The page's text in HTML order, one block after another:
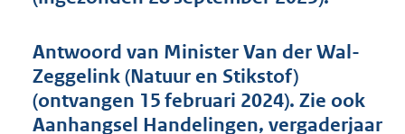
t
t
e
:
4
Antwoord van Minister Van der Wal-
Zeggelink (Natuur en Stikstof)
(ontvangen 15 februari 2024). Zie ook
Aanhangsel Handelingen, vergaderjaar